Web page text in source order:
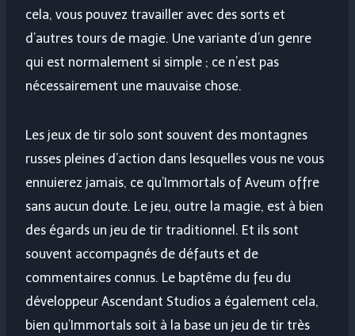
cela, vous pouvez travailler avec des sorts et
d’autres tours de magie. Une variante d’un genre
qui est normalement si simple ; ce n’est pas
nécessairement une mauvaise chose.
Les jeux de tir solo sont souvent des montagnes
russes pleines d’action dans lesquelles vous ne vous
ennuierez jamais, ce qu’Immortals of Aveum offre
sans aucun doute. Le jeu, outre la magie, est à bien
des égards un jeu de tir traditionnel. Et ils sont
souvent accompagnés de défauts et de
commentaires connus. Le baptême du feu du
développeur Ascendant Studios a également cela,
bien qu’Immortals soit à la base un jeu de tir très